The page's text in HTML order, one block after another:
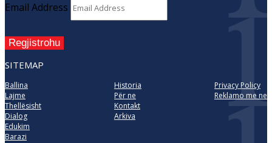
Email Address
Regjistrohu
SITEMAP
Ballina
Lajme
Thellësisht
Dialog
Edukim
Barazi
Historia
Për ne
Kontakt
Arkiva
Privacy Policy
Reklamo me ne